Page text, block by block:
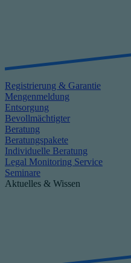
Registrierung & Garantie
Mengenmeldung
Entsorgung
Bevollmächtigter
Beratung
Beratungspakete
Individuelle Beratung
Legal Monitoring Service
Seminare
Aktuelles & Wissen